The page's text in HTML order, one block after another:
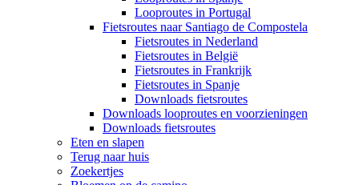
Looproutes in Portugal
Fietsroutes naar Santiago de Compostela
Fietsroutes in Nederland
Fietsroutes in België
Fietsroutes in Frankrijk
Fietsroutes in Spanje
Downloads fietsroutes
Downloads looproutes en voorzieningen
Downloads fietsroutes
Eten en slapen
Terug naar huis
Zoekertjes